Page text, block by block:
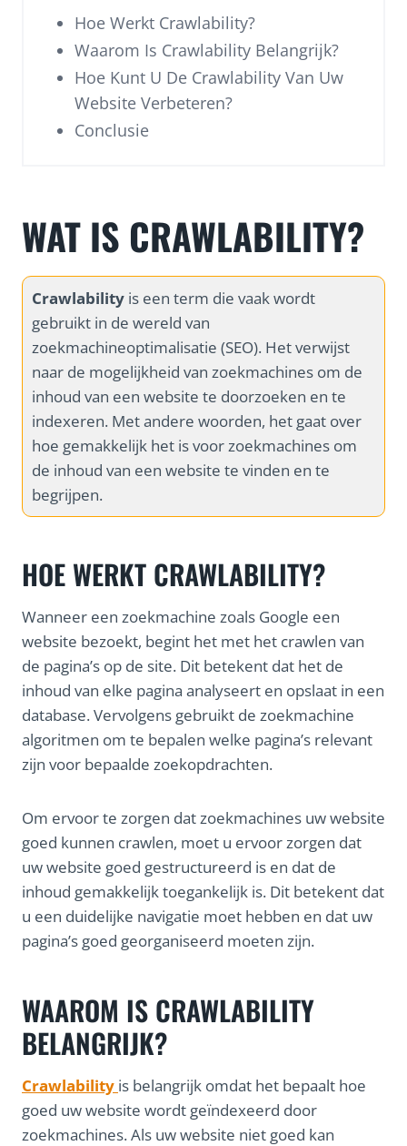
Hoe Werkt Crawlability?
Waarom Is Crawlability Belangrijk?
Hoe Kunt U De Crawlability Van Uw
Website Verbeteren?
Conclusie
WAT IS CRAWLABILITY?
Crawlability is een term die vaak wordt
gebruikt in de wereld van
zoekmachineoptimalisatie (SEO). Het verwijst
naar de mogelijkheid van zoekmachines om de
inhoud van een website te doorzoeken en te
indexeren. Met andere woorden, het gaat over
hoe gemakkelijk het is voor zoekmachines om
de inhoud van een website te vinden en te
begrijpen.
HOE WERKT CRAWLABILITY?
Wanneer een zoekmachine zoals Google een
website bezoekt, begint het met het crawlen van
de pagina’s op de site. Dit betekent dat het de
inhoud van elke pagina analyseert en opslaat in een
database. Vervolgens gebruikt de zoekmachine
algoritmen om te bepalen welke pagina’s relevant
zijn voor bepaalde zoekopdrachten.
Om ervoor te zorgen dat zoekmachines uw website
goed kunnen crawlen, moet u ervoor zorgen dat
uw website goed gestructureerd is en dat de
inhoud gemakkelijk toegankelijk is. Dit betekent dat
u een duidelijke navigatie moet hebben en dat uw
pagina’s goed georganiseerd moeten zijn.
WAAROM IS CRAWLABILITY
BELANGRIJK?
Crawlability is belangrijk omdat het bepaalt hoe
goed uw website wordt geïndexeerd door
zoekmachines. Als uw website niet goed kan